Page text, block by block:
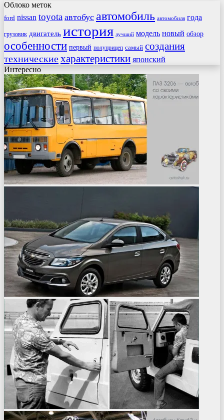
Облоко меток
ford nissan toyota автобус автомобиль автомобиля года
грузовик двигатель история лучший модель новый обзор
особенности первый полуприцеп самый создания
техническиехарактеристики японский
Интересно